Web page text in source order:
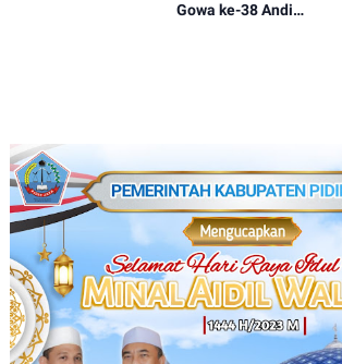
Gowa ke-38 Andi